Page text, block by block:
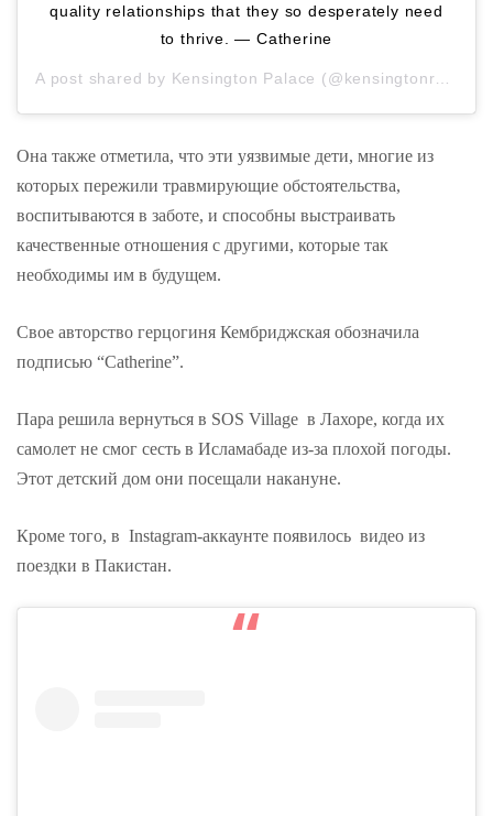
quality relationships that they so desperately need
to thrive. — Catherine
A post shared by Kensington Palace (@kensingtonroyal) on
Она также отметила, что эти уязвимые дети, многие из
которых пережили травмирующие обстоятельства,
воспитываются в заботе, и способны выстраивать
качественные отношения с другими, которые так
необходимы им в будущем.
Свое авторство герцогиня Кембриджская обозначила
подписью “Catherine”.
Пара решила вернуться в SOS Village в Лахоре, когда их
самолет не смог сесть в Исламабаде из-за плохой погоды.
Этот детский дом они посещали накануне.
Кроме того, в Instagram-аккаунте появилось видео из
поездки в Пакистан.